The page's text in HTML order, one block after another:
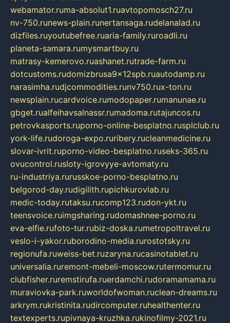
webamator.ruma-absolut1.ruavtopomosch27.ru
nv-750.runews-plain.runertansaga.rudelanalad.ru
dizfiles.ruyoutubefree.ruaria-family.ruroadli.ru
planeta-samara.rumysmartbuy.ru
matrasy-kemerovo.ruashanet.rutrade-farm.ru
dotcustoms.rudomizbrusa9x12spb.ruautodamp.ru
narasimha.rudjcommodities.runv750.rux-ton.ru
newsplain.rucardvoice.rumodopaper.rumanunae.ru
gbget.rualfeihavsalnassr.rumadoma.rutajuncos.ru
petrovkasports.ruporno-online-besplatno.rusplclub.ru
york-life.rudoroga-expo.ruribery.rucleanmedicine.ru
slovar-ivrit.ruporno-video-besplatno.ruseks-365.ru
ovucontrol.rusloty-igrovyye-avtomaty.ru
ru-industriya.rurusskoe-porno-besplatno.ru
belgorod-day.rudigilith.rupichkurovlab.ru
medic-today.rutaksu.rucomp123.rudon-ykt.ru
teensvoice.ruimgsharing.rudomashnee-porno.ru
eva-elfie.rufoto-tur.rubiz-doska.rumetropoltravel.ru
veslo-i-yakor.ruborodino-media.rurostotsky.ru
regionufa.ruweiss-bet.ruzaryna.rucasinotablet.ru
universalia.ruremont-mebeli-moscow.rutermomur.ru
clubfisher.ruremstirufa.ruerdamchi.rudoramamama.ru
muraviovka-park.ruworldofwoman.ruclean-dreams.ru
arkrym.rukristinita.rudircomputer.ruhealthenter.ru
textexperts.rupivnaya-kruzhka.rukinofilmy-2021.ru